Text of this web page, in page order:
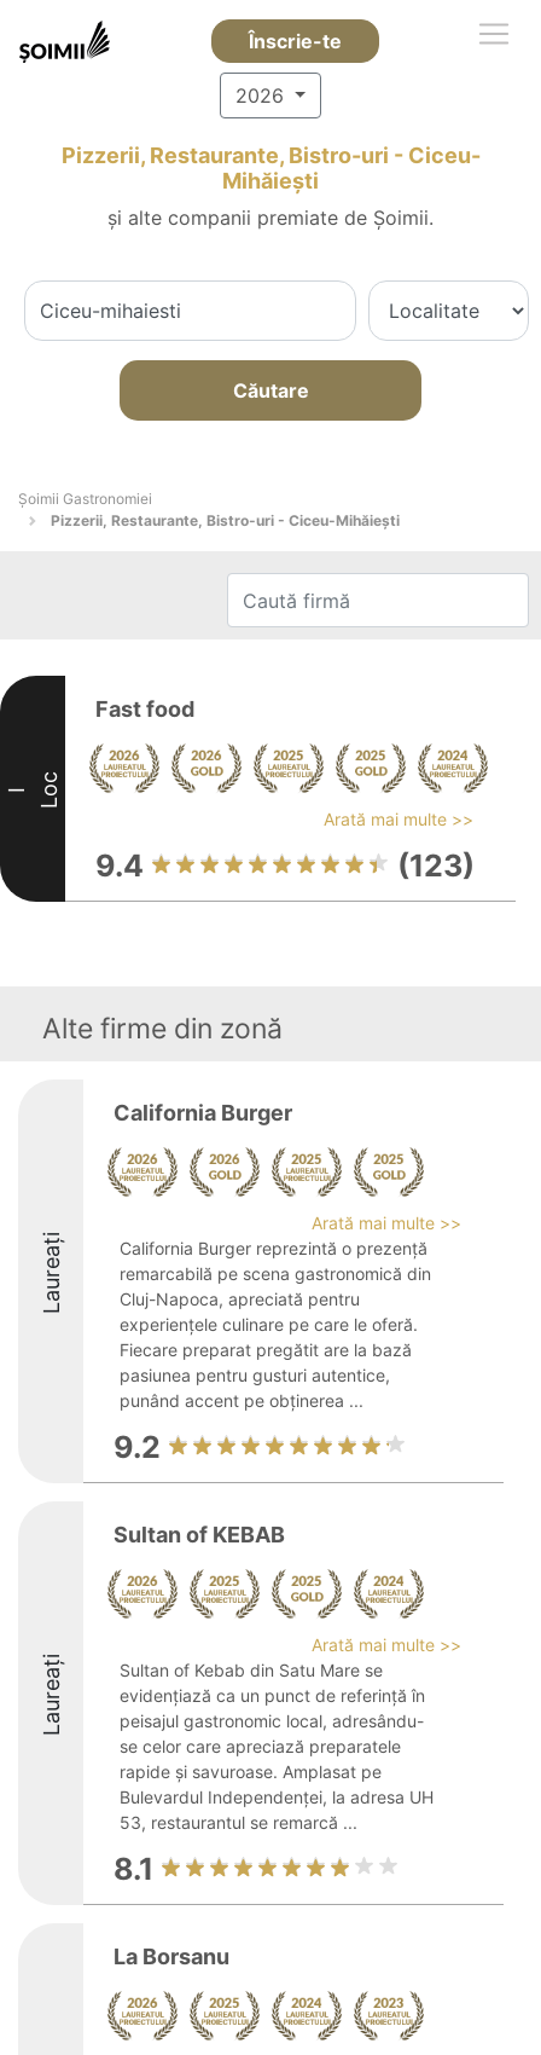
Înscrie-te
2026
Pizzerii, Restaurante, Bistro-uri - Ciceu-
Mihăieşti
și alte companii premiate de Șoimii.
Căutare
Șoimii Gastronomiei
Pizzerii, Restaurante, Bistro-uri - Ciceu-Mihăieşti
I Loc
Fast food
Arată mai multe >>
9.4 (123)
Alte firme din zonă
Laureați
California Burger
Arată mai multe >>
California Burger reprezintă o prezență
remarcabilă pe scena gastronomică din
Cluj-Napoca, apreciată pentru
experiențele culinare pe care le oferă.
Fiecare preparat pregătit are la bază
pasiunea pentru gusturi autentice,
punând accent pe obținerea ...
9.2
Laureați
Sultan of KEBAB
Arată mai multe >>
Sultan of Kebab din Satu Mare se
evidențiază ca un punct de referință în
peisajul gastronomic local, adresându-
se celor care apreciază preparatele
rapide și savuroase. Amplasat pe
Bulevardul Independenței, la adresa UH
53, restaurantul se remarcă ...
8.1
La Borsanu